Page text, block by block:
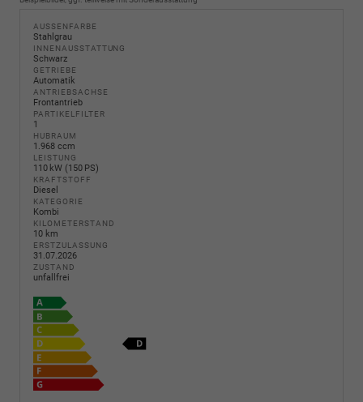
AUSSENFARBE
Stahlgrau
INNENAUSSTATTUNG
Schwarz
GETRIEBE
Automatik
ANTRIEBSACHSE
Frontantrieb
PARTIKELFILTER
1
HUBRAUM
1.968 ccm
LEISTUNG
110 kW (150 PS)
KRAFTSTOFF
Diesel
KATEGORIE
Kombi
KILOMETERSTAND
10 km
ERSTZULASSUNG
31.07.2026
ZUSTAND
unfallfrei